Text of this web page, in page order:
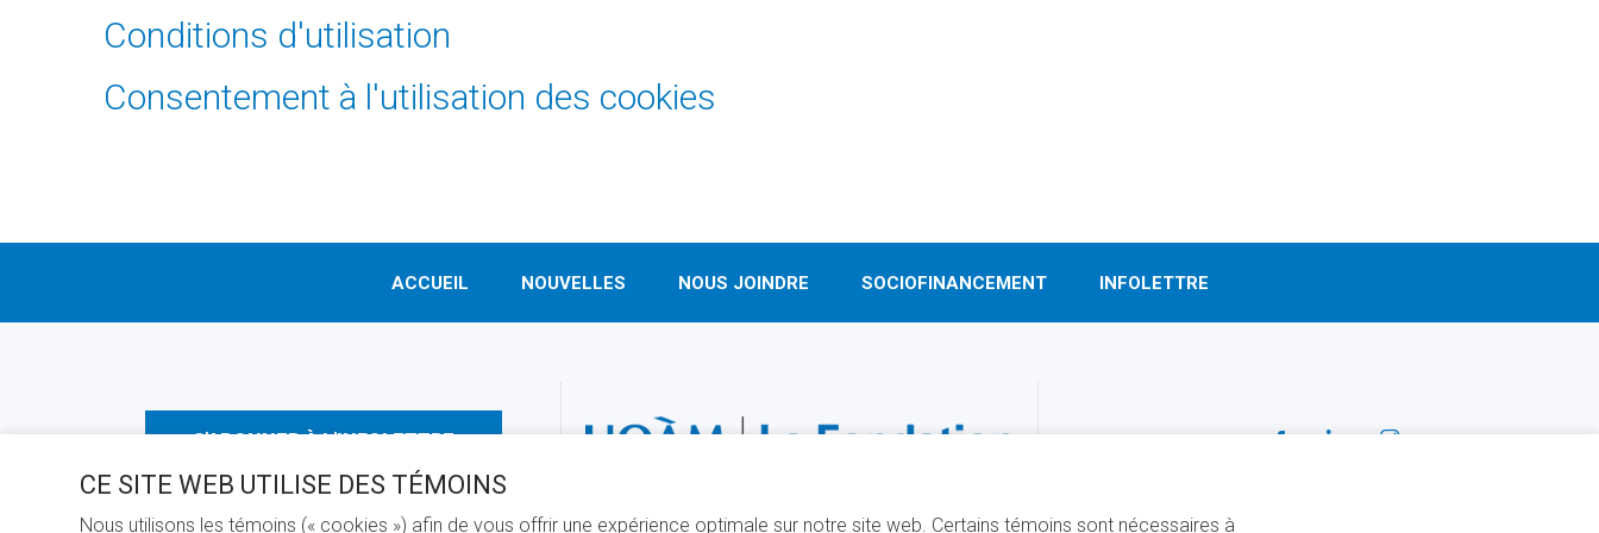
Conditions d'utilisation
Consentement à l'utilisation des cookies
ACCUEIL NOUVELLES NOUS JOINDRE SOCIOFINANCEMENT INFOLETTRE
S'ABONNER À L'INFOLETTRE SUIVEZ-NOUS!
CE SITE WEB UTILISE DES TÉMOINS
Nous utilisons les témoins (« cookies ») afin de vous offrir une expérience optimale sur notre site web. Certains témoins sont nécessaires à